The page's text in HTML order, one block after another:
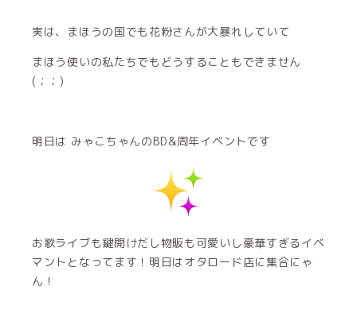
実は、まほうの国でも花粉さんが大暴れしていて
まほう使いの私たちでもどうすることもできません
(；；)
明日は みゃこちゃんのBD&周年イベントです
お歌ライブも鍵開けだし物販も可愛いし豪華すぎるイベ
マントとなってます！明日はオタロード店に集合にゃ
ん！